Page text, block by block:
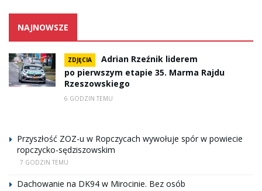
NAJNOWSZE
ZDJĘCIA
Adrian Rzeźnik liderem
po pierwszym etapie 35. Marma Rajdu
Rzeszowskiego
6 GODZIN TEMU
Przyszłość ZOZ-u w Ropczycach wywołuje spór w powiecie
ropczycko-sędziszowskim
7 GODZIN TEMU
Dachowanie na DK94 w Mirocinie. Bez osób